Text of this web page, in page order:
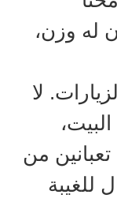
له وزن،
لا
من
للغيبة